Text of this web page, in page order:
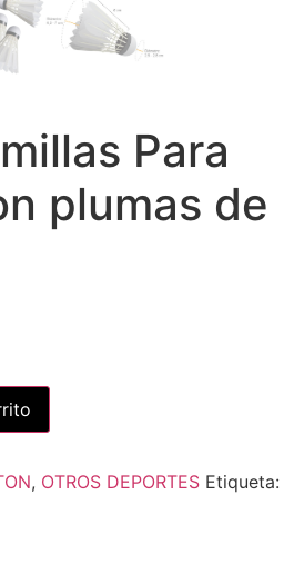
Para
plumas de
, OTROS DEPORTES Etiqueta: